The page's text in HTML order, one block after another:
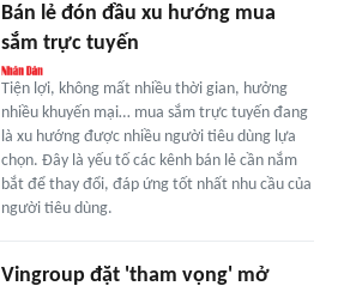
Bán lẻ đón đầu xu hướng mua
sắm trực tuyến
Tiện lợi, không mất nhiều thời gian, hưởng
nhiều khuyến mại… mua sắm trực tuyến đang
là xu hướng được nhiều người tiêu dùng lựa
chọn. Đây là yếu tố các kênh bán lẻ cần nắm
bắt để thay đổi, đáp ứng tốt nhất nhu cầu của
người tiêu dùng.
Vingroup đặt 'tham vọng' mở